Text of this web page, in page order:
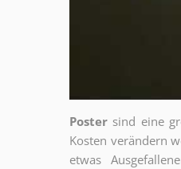
Poster sind eine
Kosten verändern
etwas